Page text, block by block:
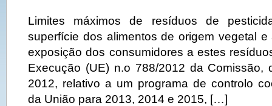
Limites máximos de resíduos de
superfície dos alimentos de origem vegetal e
exposição dos consumidores a estes
Execução (UE) n.o 788/2012 da Comissão,
2012, relativo a um programa de controlo
da União para 2013, 2014 e 2015, […]